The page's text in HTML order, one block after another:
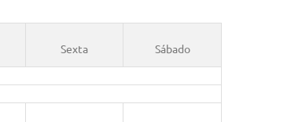
Sexta Sábado